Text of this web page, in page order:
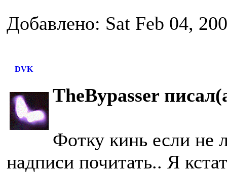
Добавлено: Sat Feb 04,
DVK
TheBypasser
Фотку кинь если не
надписи почитать.. Я